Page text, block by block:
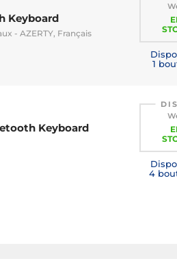
Keyboard
- AZERTY, Français
1
Keyboard
4